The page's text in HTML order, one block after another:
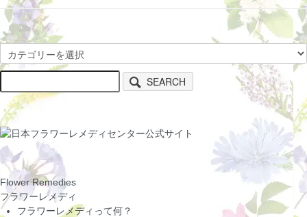
SEARCH
Flower Remedies
フラワーレメディ
フラワーレメディって何？